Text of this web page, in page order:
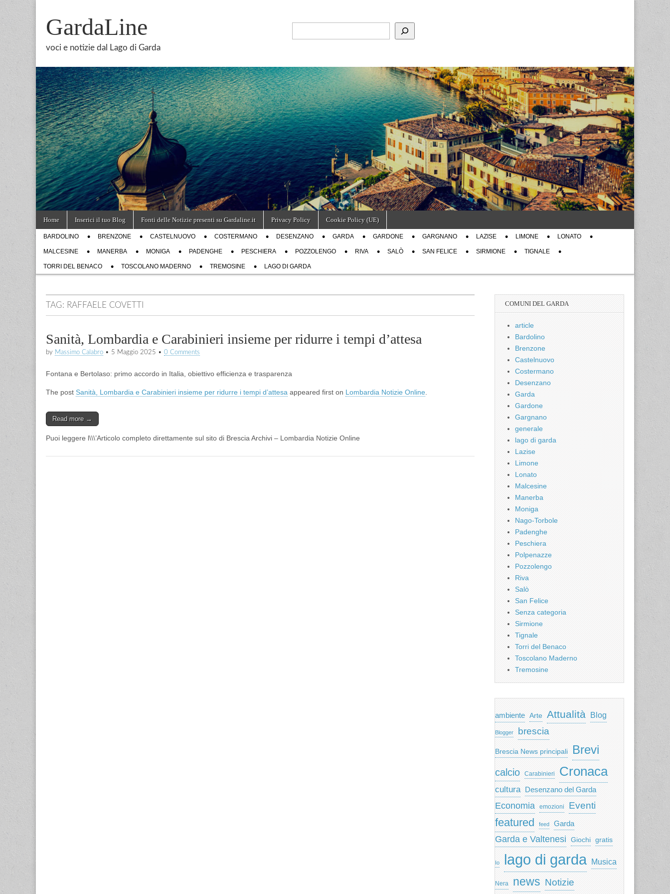
GardaLine
voci e notizie dal Lago di Garda
Main
menu
content
Home Inserici il tuo Blog Fonti delle Notizie presenti su Gardaline.it Privacy Policy Cookie Policy (UE)
SubBARDOLINO BRENZONE CASTELNUOVO COSTERMANO DESENZANO GARDA GARDONE GARGNANO LAZISE LIMONE LONATO
MALCESINE MANERBA MONIGA PADENGHE PESCHIERA POZZOLENGO RIVA SALÒ SAN FELICE SIRMIONE TIGNALE
TORRI DEL BENACO TOSCOLANO MADERNO TREMOSINE LAGO DI GARDA
TAG: RAFFAELE COVETTI
Sanità, Lombardia e Carabinieri insieme per ridurre i tempi d’attesa
by Massimo Calabro • 5 Maggio 2025 • 0 Comments
Fontana e Bertolaso: primo accordo in Italia, obiettivo efficienza e trasparenza
The post Sanità, Lombardia e Carabinieri insieme per ridurre i tempi d’attesa appeared first on Lombardia Notizie Online
Read more →
Puoi leggere l\\\’Articolo completo direttamente sul sito di Brescia Archivi – Lombardia Notizie Online
COMUNI DEL GARDA
article
Bardolino
Brenzone
Castelnuovo
Costermano
Desenzano
Garda
Gardone
Gargnano
generale
lago di garda
Lazise
Limone
Lonato
Malcesine
Manerba
Moniga
Nago-Torbole
Padenghe
Peschiera
Polpenazze
Pozzolengo
Riva
Salò
San Felice
Senza categoria
Sirmione
Tignale
Torri del Benaco
Toscolano Maderno
Tremosine
ambiente Arte Attualità Blog
Blogger brescia
Brescia News principali Brevi
calcio Carabinieri Cronaca
cultura Desenzano del Garda
Economia emozioni Eventi
featured feed Garda
Garda e Valtenesi Giochi gratis
Io lago di garda Musica
Nera news Notizie